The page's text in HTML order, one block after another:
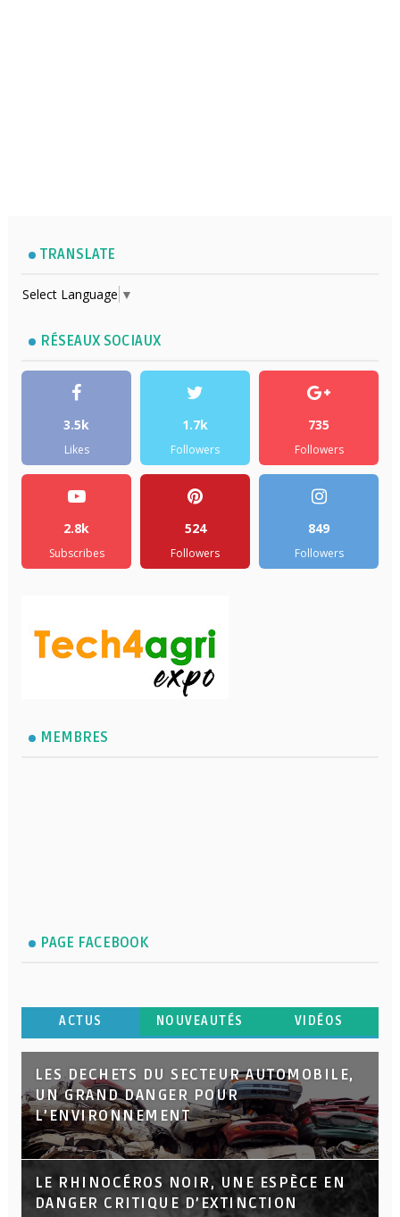
TRANSLATE
Select Language ▼
RÉSEAUX SOCIAUX
3.5k
Likes
1.7k
Followers
735
Followers
2.8k
Subscribes
524
Followers
849
Followers
MEMBRES
PAGE FACEBOOK
ACTUS NOUVEAUTÉS VIDÉOS
LES DECHETS DU SECTEUR AUTOMOBILE,
UN GRAND DANGER POUR
L’ENVIRONNEMENT
LE RHINOCÉROS NOIR, UNE ESPÈCE EN
DANGER CRITIQUE D’EXTINCTION